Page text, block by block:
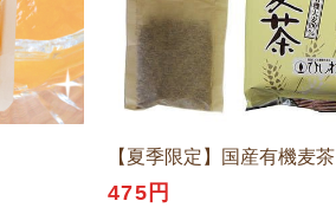
【夏季限定】国産有機麦茶
475円